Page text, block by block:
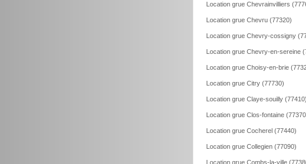
Location grue Chevrainvilliers
Location grue Chevru (77320)
Location grue Chevry-cossigny
Location grue Chevry-en-sereine
Location grue Choisy-en-brie
Location grue Citry (77730)
Location grue Claye-souilly (77410)
Location grue Clos-fontaine
Location grue Cocherel (77440)
Location grue Collegien (77090)
Location grue Combs-la-ville